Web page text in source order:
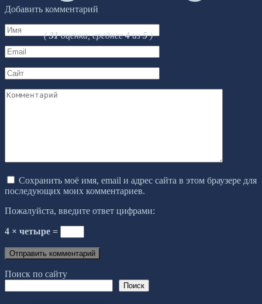
(31оценка, среднее4из5)
Добавить комментарий
Имя
*
Email
*
Сайт
Комментарий
Сохранить моё имя, email и адрес сайта в этом браузере для
последующих моих комментариев.
Пожалуйста, введите ответ цифрами:
4 × четыре =
Поиск по сайту
Поиск